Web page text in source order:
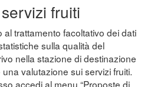
fruiti
trattamento facoltativo dei dati
sulla qualità del
nella stazione di destinazione
valutazione sui servizi fruiti.
accedi al menu “Proposte di